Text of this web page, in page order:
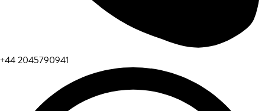
+44 2045790941